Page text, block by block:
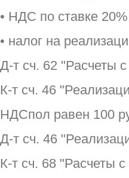
• НДС по ставке
• налог на
Д-т сч. 62 "Расчеты
К-т сч. 46
НДСпол равен 100
Д-т сч. 46
К-т сч. 68 "Расчеты